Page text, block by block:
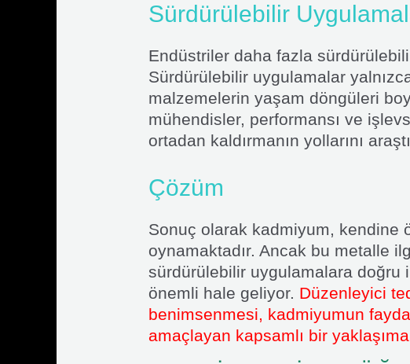
Sürdürülebilir
Endüstriler daha fazla
Sürdürülebilir uygulamalar
malzemelerin yaşam döngüleri
mühendisler, performansı ve
ortadan kaldırmanın yollarını
Çözüm
Sonuç olarak kadmiyum, kendine
oynamaktadır. Ancak bu metalle
sürdürülebilir uygulamalara doğru
önemli hale geliyor. Düzenleyici
benimsenmesi, kadmiyumun
amaçlayan kapsamlı bir